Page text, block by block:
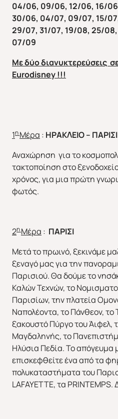
04/06, 09/06, 12/06, 16/
30/06, 04/07, 09/07, 15/
29/07, 31/07, 19/08, 25/
07/09
Με δύο διανυκτερεύσεις
Eurodisney !!!
1ηΜέρα : ΗΡΑΚΛΕΙΟ – ΠΑΡΙΣΙ
Αναχώρηση για το
τακτοποίηση στο
χρόνος, για μια πρώτη
φωτός.
2ηΜέρα : ΠΑΡΙΣΙ
Μετά το πρωινό, ξεκινάμε
ξεναγό μας για την
Παρισιού. Θα δούμε το
Καλών Τεχνών, το
Παρισίων, την πλατεία
Ναπολέοντα, το Πάνθεον, το
ξακουστό Πύργο του Άιφελ,
Μαγδαληνής, το
Ηλύσια Πεδία. Το απόγευμα
επισκεφθείτε ένα από τα
πολυκαταστήματα του
LAFAYETTE, τα PRIΝTEMPS.